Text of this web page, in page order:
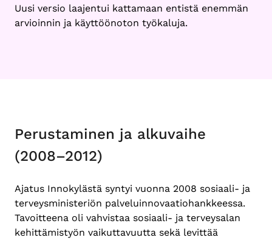
Uusi versio laajentui kattamaan entistä enemmän
arvioinnin ja käyttöönoton työkaluja.
Perustaminen ja alkuvaihe
(2008–2012)
Ajatus Innokylästä syntyi vuonna 2008 sosiaali- ja
terveysministeriön palveluinnovaatiohankkeessa.
Tavoitteena oli vahvistaa sosiaali- ja terveysalan
kehittämistyön vaikuttavuutta sekä levittää